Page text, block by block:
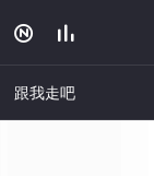
 
跟我走吧